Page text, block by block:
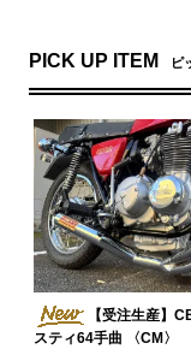
PICK UP ITEM ピ
【受注生産】
スティ64手曲 〈CM〉